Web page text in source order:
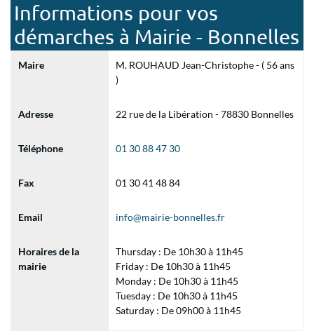
Informations pour vos
démarches à Mairie - Bonnelles
Maire
M. ROUHAUD Jean-Christophe - ( 56 ans
)
Adresse 22 rue de la Libération - 78830 Bonnelles
Téléphone 01 30 88 47 30
Fax 01 30 41 48 84
Email info@mairie-bonnelles.fr
Horaires de la
mairie
Thursday : De 10h30 à 11h45
Friday : De 10h30 à 11h45
Monday : De 10h30 à 11h45
Tuesday : De 10h30 à 11h45
Saturday : De 09h00 à 11h45